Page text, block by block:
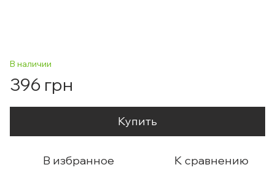
В наличии
396 грн
Купить
В избранное К сравнению